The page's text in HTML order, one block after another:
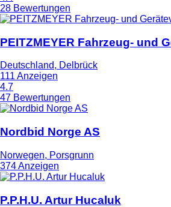
28 Bewertungen
PEITZMEYER Fahrzeug- und
Deutschland, Delbrück
111 Anzeigen
4.7
47 Bewertungen
Nordbid Norge AS
Norwegen, Porsgrunn
374 Anzeigen
P.P.H.U. Artur Hucaluk